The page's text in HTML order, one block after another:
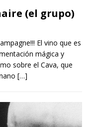
(el grupo)
El vino que es
mágica y
sobre el Cava, que
[…]